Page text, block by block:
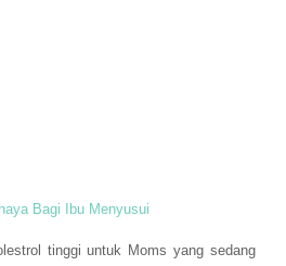
Bagi Ibu Menyusui
tinggi untuk Moms yang sedang